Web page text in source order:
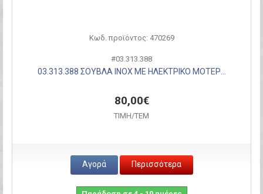
Κωδ. προϊόντος: 470269
#03.313.388
03.313.388 ΣΟΥΒΛΑ INOX ΜΕ ΗΛΕΚΤΡΙΚΟ ΜΟΤΕΡ...
80,00€
ΤΙΜH/ΤΕΜ
Αγορά Περισσότερα